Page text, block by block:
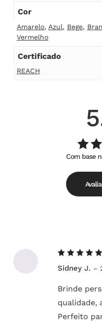
Cor
Amarelo, Azul, Bege,
Vermelho
Certificado
REACH
Com base
5de 5
Sidney J. –
Brinde
qualidade,
Perfeito